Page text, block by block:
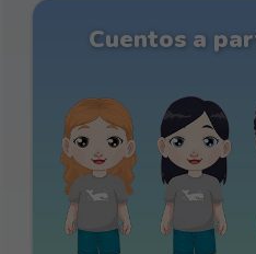
Cuentos a